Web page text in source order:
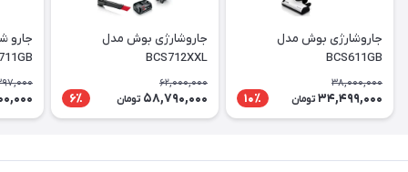
جاروشارژی بوش مدل
BCS611GB
38,000,000
34,499,000 تومان 10٪
جاروشارژی بوش مدل
BCS712XXL
62,000,000
58,790,000 تومان 6٪
جارو